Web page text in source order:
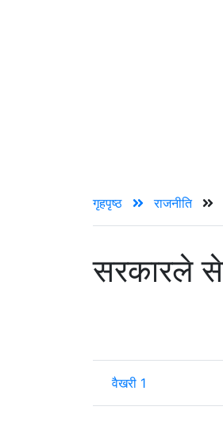
गृहपृष्ठ राजनीति
सरकारले
वैखरी 1